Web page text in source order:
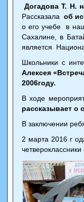
Догадова Т. Н.
Рассказала об
о его учебе в
Сахалине, в
является
Школьники с
Алексея
2006году.
В ходе
рассказывает о
В заключении
2 марта 2016 г